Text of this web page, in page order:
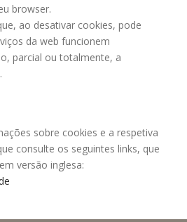
browser.
ao desativar cookies, pode
da web funcionem
parcial ou totalmente, a
sobre cookies e a respetiva
consulte os seguintes links, que
versão inglesa: